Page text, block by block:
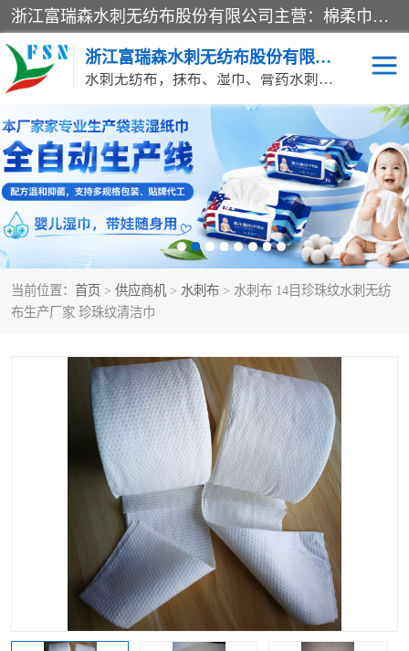
浙江富瑞森水刺无纺布股份有限公司主营：棉柔巾水刺无纺布、水刺布、水刺无纺布、膏药水刺无纺布、清洁抹布、湿巾、针刺无纺布、珍珠纹水刺无纺布、无纺布清洁抹布等产品。浙江富瑞森水刺无纺布股份有限公司积倡导由工程师全面负责生产工艺、产品质量检测的管理模式，通过ISO9001质量体系认证。
浙江富瑞森水刺无纺布股份有限公司
水刺无纺布，抹布、湿巾、膏药水刺无纺布、棉柔巾水刺无纺布、水刺布
当前位置： 首页 > 供应商机 > 水刺布 > 水刺布 14目珍珠纹水刺无纺
布生产厂家 珍珠纹清洁巾
水刺布 巴布贴水刺布
PVC革基布 无纺布清洁抹布
抗菌等功能性产品
多种清洁尘掸 珍珠纹水刺无纺布
膏药水刺无纺布 湿巾
棉柔巾水刺无纺布 印花压花复合布
水刺无纺布 地拖布
清洁抹布